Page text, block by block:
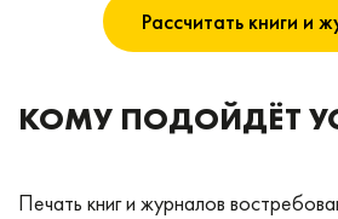
Рассчитать книги и
КОМУ ПОДОЙДЁТ
Печать книг и журналов